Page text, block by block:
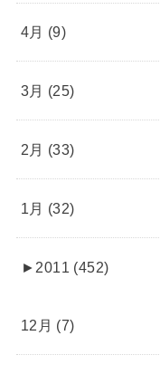
4月 (9)
3月 (25)
2月 (33)
1月 (32)
► 2011 (452)
12月 (7)